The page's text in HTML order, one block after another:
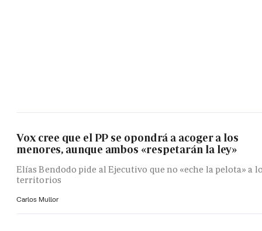
Vox cree que el PP se opondrá a acoger a los
menores, aunque ambos «respetarán la ley»
Elías Bendodo pide al Ejecutivo que no «eche la pelota» a
territorios
Carlos Mullor